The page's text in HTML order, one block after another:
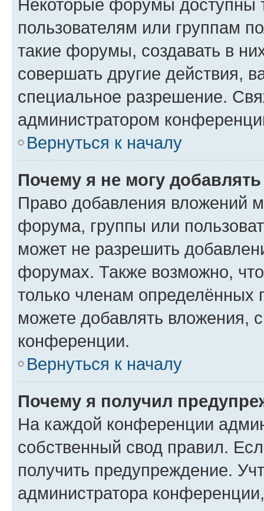
Некоторые форумы доступны
пользователям или группам
такие форумы, создавать в
совершать другие действия,
специальное разрешение.
администратором
Вернуться к началу
Почему я не могу
Право добавления вложений
форума, группы или
может не разрешить
форумах. Также возможно,
только членам определённых
можете добавлять вложения,
конференции.
Вернуться к началу
Почему я получил
На каждой конференции
собственный свод правил.
получить предупреждение.
администратора